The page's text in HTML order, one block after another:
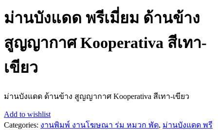
ม่านบังแดด พรีเมี่ยม ด้านข้าง
สูญญากาศ Kooperativa สีเทา-
เขียว
ม่านบังแดด ด้านข้าง สูญญากาศ Kooperativa สีเทา-เขียว
Add to wishlist
Categories: งานพิมพ์ งานโฆษณา ร่ม หมวก พัด, ม่านบังแดด พรี